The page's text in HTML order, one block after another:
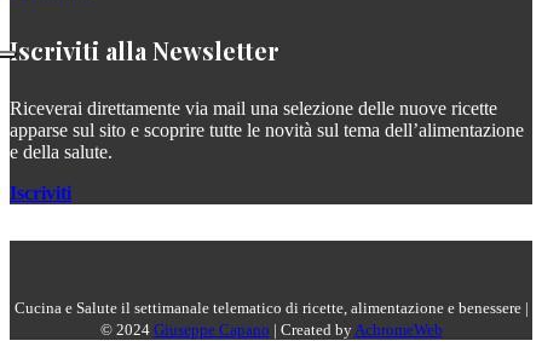
Iscriviti alla Newsletter
Riceverai direttamente via mail una selezione delle nuove ricette
apparse sul sito e scoprire tutte le novità sul tema dell’alimentazione
e della salute.
Iscriviti
Cucina e Salute il settimanale telematico di ricette, alimentazione e benessere |
© 2024 Giuseppe Capano | Created byAchromeWeb